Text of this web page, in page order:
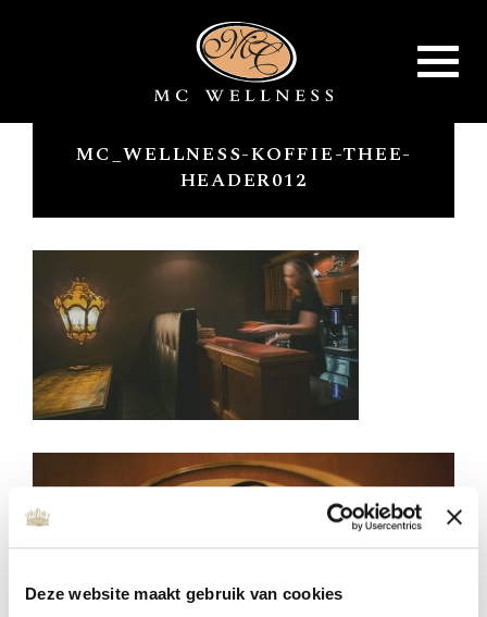
Deze website maakt gebruik van cookies
Toggle
MC_WELLNESS-KOFFIE-THEE-
HEADER012